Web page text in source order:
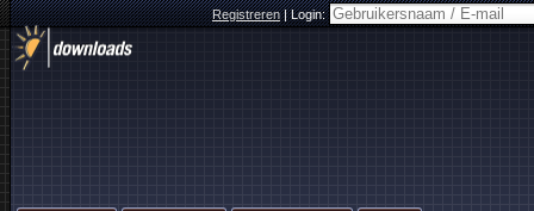
Registreren|Login: